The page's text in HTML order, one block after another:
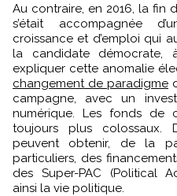
Au contraire, en 2016, la fin
s’était accompagnée
croissance et d’emploi qui
la candidate démocrate,
expliquer cette anomalie
changement de paradigme
campagne, avec un
numérique. Les fonds de
toujours plus colossaux.
peuvent obtenir, de la
particuliers, des
des Super-PAC (Political
ainsi la vie politique.